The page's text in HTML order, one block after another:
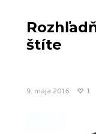
štíte
9. mája 2016 1